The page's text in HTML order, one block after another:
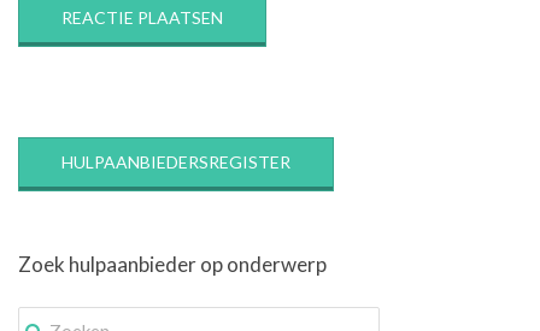
HULPAANBIEDERSREGISTER
Zoek hulpaanbieder op onderwerp
Zoek